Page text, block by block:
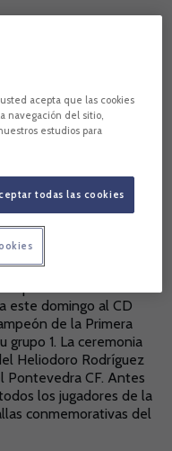
este domingo al CD
de la Primera
grupo 1. La ceremonia
Heliodoro Rodríguez
Pontevedra CF. Antes
los jugadores de la
conmemorativas del
acepta que las cookies
navegación del sitio,
estudios para
todas las cookies